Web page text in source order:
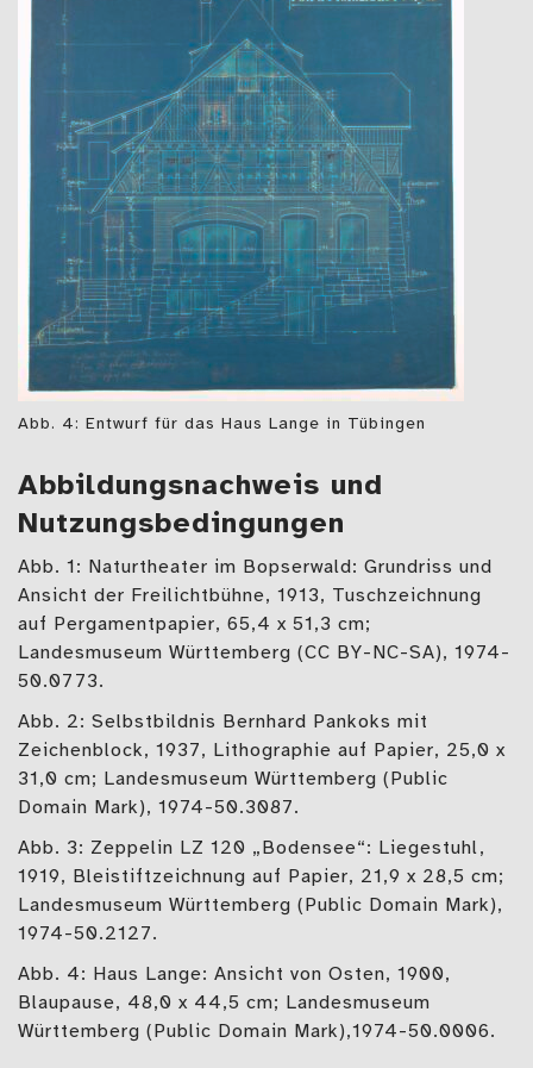
Abb. 4: Entwurf für das Haus Lange in Tübingen
Abbildungsnachweis und
Nutzungsbedingungen
Abb. 1: Naturtheater im Bopserwald: Grundriss und
Ansicht der Freilichtbühne, 1913, Tuschzeichnung
auf Pergamentpapier, 65,4 x 51,3 cm;
Landesmuseum Württemberg (CC BY-NC-SA), 1974-
50.0773.
Abb. 2: Selbstbildnis Bernhard Pankoks mit
Zeichenblock, 1937, Lithographie auf Papier, 25,0 x
31,0 cm; Landesmuseum Württemberg (Public
Domain Mark), 1974-50.3087.
Abb. 3: Zeppelin LZ 120 „Bodensee“: Liegestuhl,
1919, Bleistiftzeichnung auf Papier, 21,9 x 28,5 cm;
Landesmuseum Württemberg (Public Domain Mark),
1974-50.2127.
Abb. 4: Haus Lange: Ansicht von Osten, 1900,
Blaupause, 48,0 x 44,5 cm; Landesmuseum
Württemberg (Public Domain Mark),1974-50.0006.